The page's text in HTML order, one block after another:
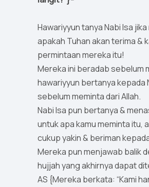
Hawariyyun tanya Nabi Isa
apakah Tuhan akan terima &
permintaan mereka itu!
Mereka ini beradab sebelum
hawariyyun bertanya kepada
sebelum meminta dari Allah.
Nabi Isa pun bertanya &
untuk apa kamu meminta itu,
cukup yakin & beriman
Mereka pun menjawab balik
hujjah yang akhirnya dapat
AS {Mereka berkata: “Kami